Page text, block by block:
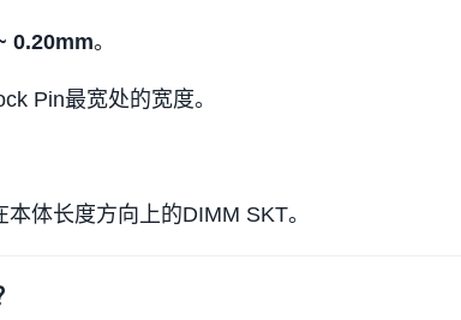
0.20mm。
Pin最宽处的宽度。
体长度方向上的DIMM SKT。